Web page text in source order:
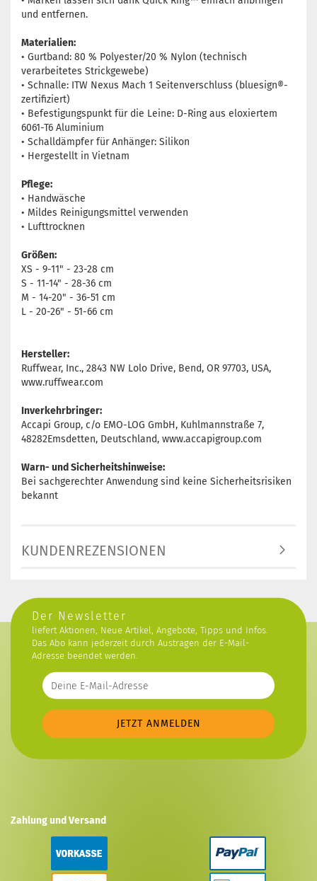
und entfernen.
Materialien:
• Gurtband: 80 % Polyester/20 % Nylon (technisch
verarbeitetes Strickgewebe)
• Schnalle: ITW Nexus Mach 1 Seitenverschluss (bluesign®-
zertifiziert)
• Befestigungspunkt für die Leine: D-Ring aus eloxiertem
6061-T6 Aluminium
• Schalldämpfer für Anhänger: Silikon
• Hergestellt in Vietnam
Pflege:
• Handwäsche
• Mildes Reinigungsmittel verwenden
• Lufttrocknen
Größen:
XS - 9-11" - 23-28 cm
S - 11-14" - 28-36 cm
M - 14-20" - 36-51 cm
L - 20-26" - 51-66 cm
Hersteller:
Ruffwear, Inc., 2843 NW Lolo Drive, Bend, OR 97703, USA,
www.ruffwear.com
Inverkehrbringer:
Accapi Group, c/o EMO-LOG GmbH, Kuhlmannstraße 7,
48282Emsdetten, Deutschland, www.accapigroup.com
Warn- und Sicherheitshinweise:
Bei sachgerechter Anwendung sind keine Sicherheitsrisiken
bekannt
KUNDENREZENSIONEN
Der Newsletter
liefert Aktionen, Neue Artikel, Angebote, Tipps und Infos.
Das Abo kann jederzeit durch Austragen der E-Mail-
Adresse beendet werden.
Zahlung und Versand